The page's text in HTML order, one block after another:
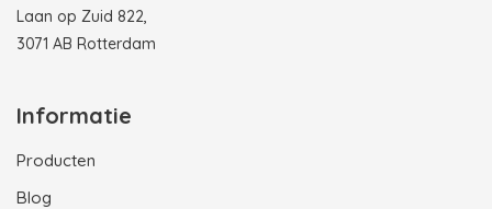
Laan op Zuid 822,
3071 AB Rotterdam
Informatie
Producten
Blog